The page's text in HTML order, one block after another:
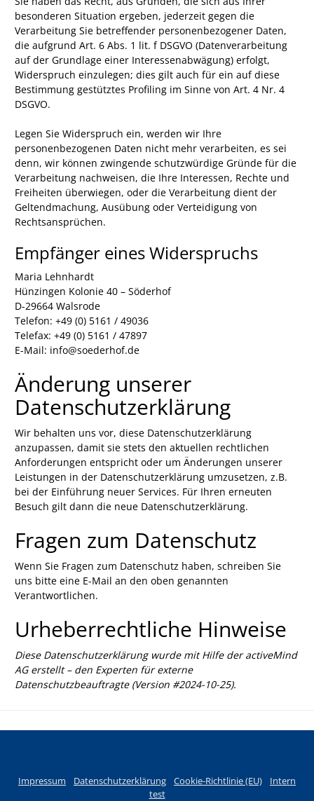
besonderen Situation ergeben, jederzeit gegen die
Verarbeitung Sie betreffender personenbezogener Daten,
die aufgrund Art. 6 Abs. 1 lit. f DSGVO (Datenverarbeitung
auf der Grundlage einer Interessenabwägung) erfolgt,
Widerspruch einzulegen; dies gilt auch für ein auf diese
Bestimmung gestütztes Profiling im Sinne von Art. 4 Nr. 4
DSGVO.
Legen Sie Widerspruch ein, werden wir Ihre
personenbezogenen Daten nicht mehr verarbeiten, es sei
denn, wir können zwingende schutzwürdige Gründe für die
Verarbeitung nachweisen, die Ihre Interessen, Rechte und
Freiheiten überwiegen, oder die Verarbeitung dient der
Geltendmachung, Ausübung oder Verteidigung von
Rechtsansprüchen.
Empfänger eines Widerspruchs
Maria Lehnhardt
Hünzingen Kolonie 40 – Söderhof
D-29664 Walsrode
Telefon: +49 (0) 5161 / 49036
Telefax: +49 (0) 5161 / 47897
E-Mail: info@soederhof.de
Änderung unserer
Datenschutzerklärung
Wir behalten uns vor, diese Datenschutzerklärung
anzupassen, damit sie stets den aktuellen rechtlichen
Anforderungen entspricht oder um Änderungen unserer
Leistungen in der Datenschutzerklärung umzusetzen, z.B.
bei der Einführung neuer Services. Für Ihren erneuten
Besuch gilt dann die neue Datenschutzerklärung.
Fragen zum Datenschutz
Wenn Sie Fragen zum Datenschutz haben, schreiben Sie
uns bitte eine E-Mail an den oben genannten
Verantwortlichen.
Urheberrechtliche Hinweise
Diese Datenschutzerklärung wurde mit Hilfe der activeMind
AG erstellt – den Experten fürexterne
Datenschutzbeauftragte(Version #2024-10-25).
Impressum Datenschutzerklärung Cookie-Richtlinie (EU)
Intern
test